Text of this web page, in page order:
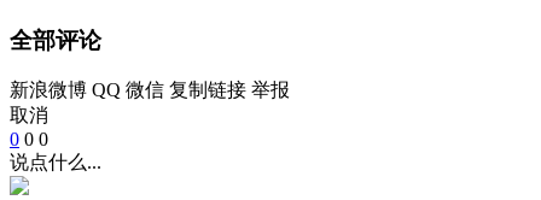
全部评论
新浪微博 QQ 微信 复制链接 举报
取消
0 0 0
说点什么...